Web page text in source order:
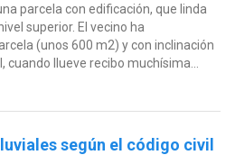
parcela con edificación, que linda
superior. El vecino ha
(unos 600 m2) y con inclinación
cuando llueve recibo muchísima...
según el código civil